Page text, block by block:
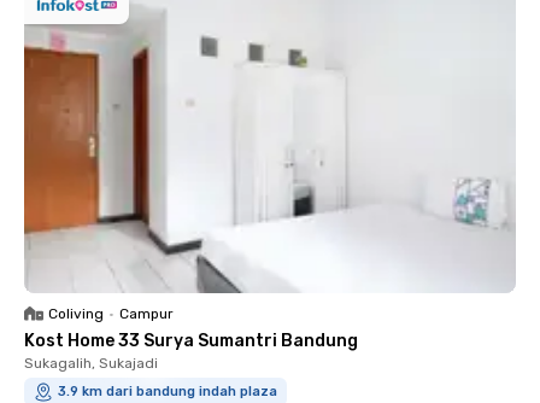
Coliving • Campur
Kost Home 33 Surya Sumantri Bandung
Sukagalih, Sukajadi
3.9 km dari bandung indah plaza